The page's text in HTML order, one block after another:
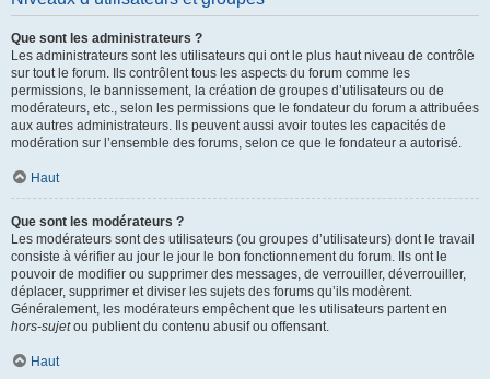
Que sont les administrateurs ?
Les administrateurs sont les utilisateurs qui ont le plus haut niveau de contrôle
sur tout le forum. Ils contrôlent tous les aspects du forum comme les
permissions, le bannissement, la création de groupes d’utilisateurs ou de
modérateurs, etc., selon les permissions que le fondateur du forum a attribuées
aux autres administrateurs. Ils peuvent aussi avoir toutes les capacités de
modération sur l’ensemble des forums, selon ce que le fondateur a autorisé.
Haut
Que sont les modérateurs ?
Les modérateurs sont des utilisateurs (ou groupes d’utilisateurs) dont le travail
consiste à vérifier au jour le jour le bon fonctionnement du forum. Ils ont le
pouvoir de modifier ou supprimer des messages, de verrouiller, déverrouiller,
déplacer, supprimer et diviser les sujets des forums qu’ils modèrent.
Généralement, les modérateurs empêchent que les utilisateurs partent en
hors-sujetou publient du contenu abusif ou offensant.
Haut